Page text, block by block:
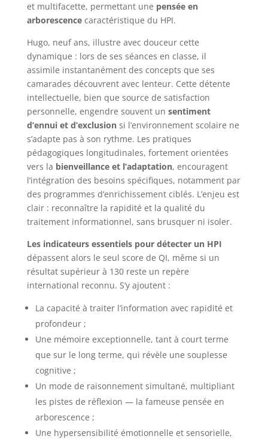
et multifacette, permettant une pensée en
arborescencecaractéristique du HPI.
Hugo, neuf ans, illustre avec douceur cette
dynamique : lors de ses séances en classe, il
assimile instantanément des concepts que ses
camarades découvrent avec lenteur. Cette détente
intellectuelle, bien que source de satisfaction
personnelle, engendre souvent un sentiment
d’ennui et d’exclusionsi l’environnement scolaire ne
s’adapte pas à son rythme. Les pratiques
pédagogiques longitudinales, fortement orientées
vers la bienveillance et l’adaptation, encouragent
l’intégration des besoins spécifiques, notamment par
des programmes d’enrichissement ciblés. L’enjeu est
clair : reconnaître la rapidité et la qualité du
traitement informationnel, sans brusquer ni isoler.
Les indicateurs essentiels pour détecter un HPI
dépassent alors le seul score de QI, même si un
résultat supérieur à 130 reste un repère
international reconnu. S’y ajoutent :
La capacité à traiter l’information avec rapidité et
profondeur ;
Une mémoire exceptionnelle, tant à court terme
que sur le long terme, qui révèle une souplesse
cognitive ;
Un mode de raisonnement simultané, multipliant
les pistes de réflexion — la fameuse pensée en
arborescence ;
Une hypersensibilité émotionnelle et sensorielle,